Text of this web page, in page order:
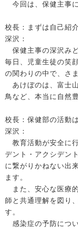
今回は、保健主事に
校長：まずは自己紹
深沢：
保健主事の深沢み
毎日、児童生徒の笑
の関わりの中で、さ
あけぼのは、富士
鳥など、本当に自然
校長：保健部の活動
深沢：
教育活動が安全に
デント・アクシデン
に繋がりかねない出
ます。
また、安心な医療
師と共通理解を図り
す。
感染症の予防につ